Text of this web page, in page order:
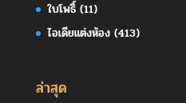
ใบโพธิ์(11)
ไอเดียแต่งห้อง(413)
ล่าสุด